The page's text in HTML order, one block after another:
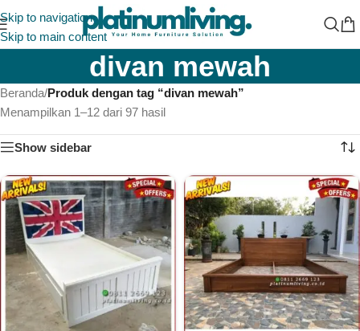
Skip to navigation
Skip to main content
divan mewah
Beranda/Produk dengan tag “divan mewah”
Menampilkan 1–12 dari 97 hasil
Show sidebar